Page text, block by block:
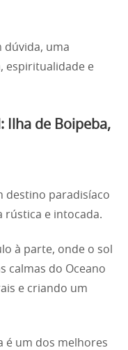
dúvida, uma
espiritualidade e
Ilha de Boipeba,
destino paradisíaco
rústica e intocada.
à parte, onde o sol
calmas do Oceano
e criando um
é um dos melhores